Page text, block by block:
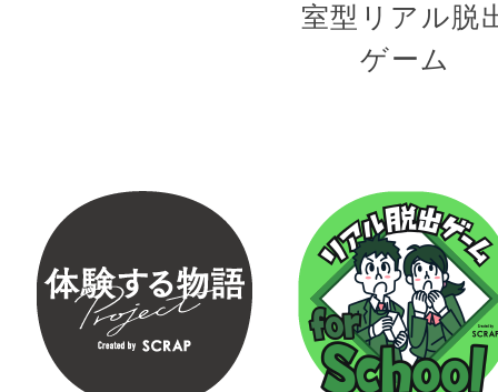
室型リアル脱
ゲーム